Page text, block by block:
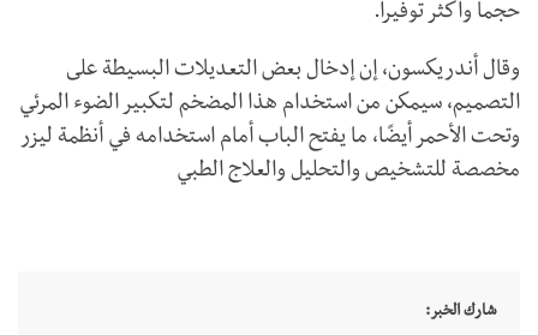
حجما وأكثر توفيرا.
وقال أندريكسون، إن إدخال بعض التعديلات البسيطة على
التصميم، سيمكن من استخدام هذا المضخم لتكبير الضوء المرئي
وتحت الأحمر أيضًا، ما يفتح الباب أمام استخدامه في أنظمة ليزر
مخصصة للتشخيص والتحليل والعلاج الطبي
شارك الخبر: